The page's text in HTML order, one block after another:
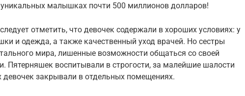
малышках почти 500 миллионов долларов!
отметить, что девочек содержали в хороших условиях: у
и одежда, а также качественный уход врачей. Но сестры
мира, лишенные возможности общаться со своей
Пятерняшек воспитывали в строгости, за малейшие шалости
закрывали в отдельных помещениях.